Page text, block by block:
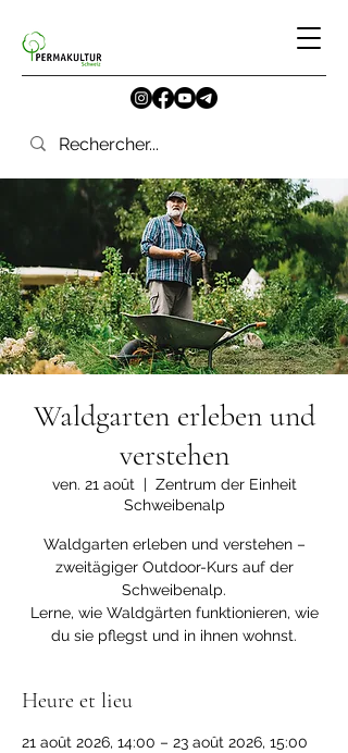
Waldgarten erleben und
verstehen
ven. 21 août
  |
Zentrum der Einheit
Schweibenalp
Waldgarten erleben und verstehen –
zweitägiger Outdoor-Kurs auf der
Schweibenalp.
Lerne, wie Waldgärten funktionieren, wie
du sie pflegst und in ihnen wohnst.
Heure et lieu
21 août 2026, 14:00 – 23 août 2026, 15:00